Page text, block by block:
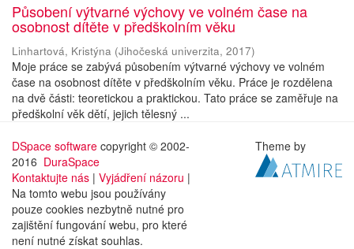
Působení výtvarné výchovy ve volném čase na
osobnost dítěte v předškolním věku
Linhartová, Kristýna (Jihočeská univerzita, 2017)
Moje práce se zabývá působením výtvarné výchovy ve volném
čase na osobnost dítěte v předškolním věku. Práce je rozdělena
na dvě části: teoretickou a praktickou. Tato práce se zaměřuje na
předškolní věk dětí, jejich tělesný ...
DSpace software copyright © 2002-
2016 DuraSpace
Kontaktujte nás | Vyjádření názoru |
Na tomto webu jsou používány
pouze cookies nezbytně nutné pro
zajištění fungování webu, pro které
není nutné získat souhlas.
Theme by